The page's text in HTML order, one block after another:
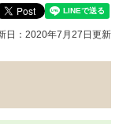
日：2020年7月27日更新